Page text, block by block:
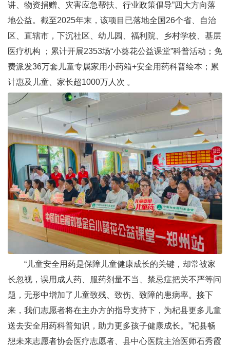
讲、物资捐赠、灾害应急帮扶、行业政策倡导”四大方向落
地公益。截至2025年末，该项目已落地全国26个省、自治
区、直辖市，下沉社区、幼儿园、福利院、乡村学校、基层
医疗机构 ；累计开展2353场“小葵花公益课堂”科普活动；免
费派发36万套儿童专属家用小药箱+安全用药科普绘本；累
计惠及儿童、家长超1000万人次 。
“儿童安全用药是保障儿童健康成长的关键，却常被家
长忽视，误用成人药、服药剂量不当、禁忌症把关不严等问
题，无形中增加了儿童致残、致伤、致障的患病率。接下
来，我们志愿者将在主办方的指导支持下，为杞县更多儿童
送去安全用药科普知识，助力更多孩子健康成长。”杞县畅
想未来志愿者协会医疗志愿者、县中心医院主治医师石秀霞